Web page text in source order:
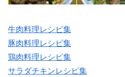
牛肉料理レシピ集
豚肉料理レシピ集
鶏肉料理レシピ集
サラダチキンレシピ集